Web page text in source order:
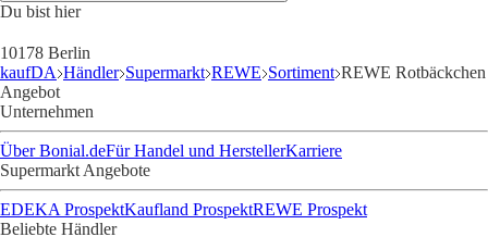
Du bist hier
10178 Berlin
kaufDA Händler Supermarkt REWE Sortiment REWE Rotbäckchen
Angebot
Unternehmen
Über Bonial.deFür Handel und HerstellerKarriere
Supermarkt Angebote
EDEKA ProspektKaufland ProspektREWE Prospekt
Beliebte Händler